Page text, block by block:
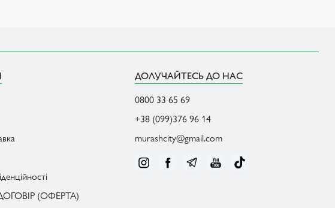
(ОФЕРТА)
ДОЛУЧАЙТЕСЬ ДО НАС
0800 33 65 69
+38 (099)376 96 14
murashcity@gmail.com